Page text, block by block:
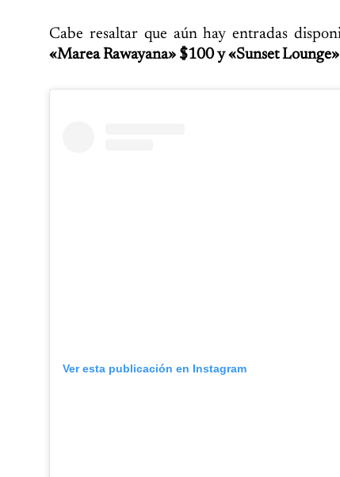
Cabe resaltar que aún hay entradas
«Marea Rawayana» $100 y «Sunset
Ver esta publicación en Instagram